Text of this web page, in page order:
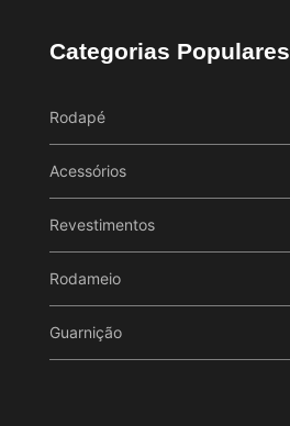
Categorias Populares
Rodapé
Acessórios
Revestimentos
Rodameio
Guarnição